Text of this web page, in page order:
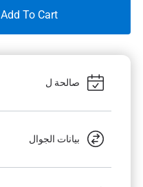
Add To Cart
صالحة ل
بيانات الجوال